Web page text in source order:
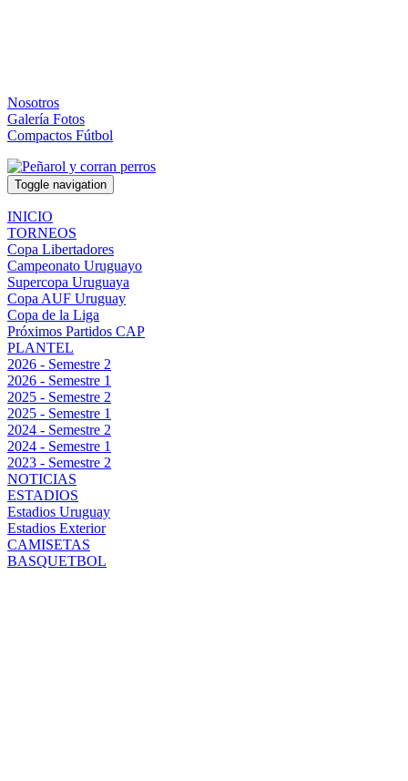
Nosotros
Galería Fotos
Compactos Fútbol
Toggle navigation
INICIO
TORNEOS
Copa Libertadores
Campeonato Uruguayo
Supercopa Uruguaya
Copa AUF Uruguay
Copa de la Liga
Próximos Partidos CAP
PLANTEL
2026 - Semestre 2
2026 - Semestre 1
2025 - Semestre 2
2025 - Semestre 1
2024 - Semestre 2
2024 - Semestre 1
2023 - Semestre 2
NOTICIAS
ESTADIOS
Estadios Uruguay
Estadios Exterior
CAMISETAS
BASQUETBOL